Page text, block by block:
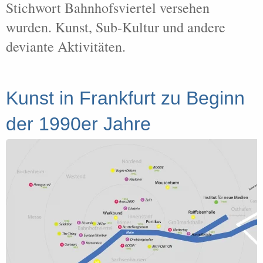
Stichwort Bahnhofsviertel versehen
wurden. Kunst, Sub-Kultur und andere
deviante Aktivitäten.
Kunst in Frankfurt zu Beginn
der 1990er Jahre